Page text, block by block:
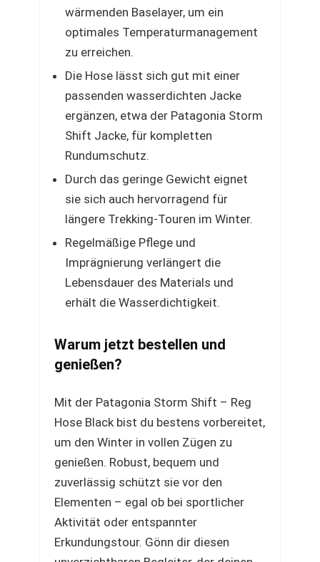
wärmenden Baselayer, um ein
optimales Temperaturmanagement
zu erreichen.
Die Hose lässt sich gut mit einer
passenden wasserdichten Jacke
ergänzen, etwa der Patagonia Storm
Shift Jacke, für kompletten
Rundumschutz.
Durch das geringe Gewicht eignet
sie sich auch hervorragend für
längere Trekking-Touren im Winter.
Regelmäßige Pflege und
Imprägnierung verlängert die
Lebensdauer des Materials und
erhält die Wasserdichtigkeit.
Warum jetzt bestellen und
genießen?
Mit der Patagonia Storm Shift – Reg
Hose Black bist du bestens vorbereitet,
um den Winter in vollen Zügen zu
genießen. Robust, bequem und
zuverlässig schützt sie vor den
Elementen – egal ob bei sportlicher
Aktivität oder entspannter
Erkundungstour. Gönn dir diesen